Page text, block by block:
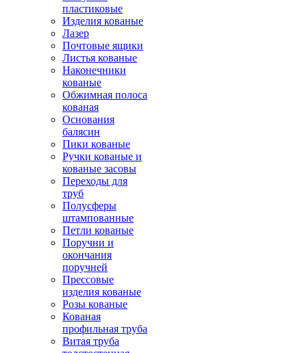
пластиковые
Изделия кованые
Лазер
Почтовые ящики
Листья кованые
Наконечники
кованые
Обжимная полоса
кованая
Основания
балясин
Пики кованые
Ручки кованые и
кованые засовы
Переходы для
труб
Полусферы
штампованные
Петли кованые
Поручни и
окончания
поручней
Прессовые
изделия кованые
Розы кованые
Кованая
профильная труба
Витая труба